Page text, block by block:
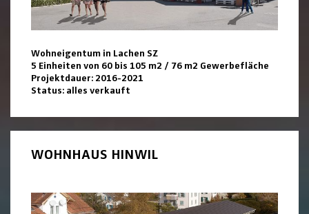
Wohneigentum in Lachen SZ
5 Einheiten von 60 bis 105 m2 / 76 m2 Gewerbefläche
Projektdauer: 2016-2021
Status: alles verkauft
WOHNHAUS HINWIL